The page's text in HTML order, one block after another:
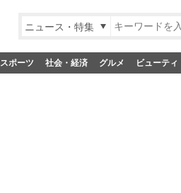
ニュース・特集
スポーツ 社会・経済 グルメ ビューティ